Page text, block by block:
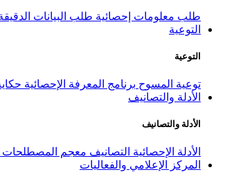
طلب معلومات إحصائية طلب البيانات
التوعية
التوعية
توعية المسوح برنامج المعرفة الإحصائية
الأدلة والتصانيف
الأدلة والتصانيف
الأدلة الإحصائية التصانيف معجم المصطلحات
المركز الإعلامي والفعاليات